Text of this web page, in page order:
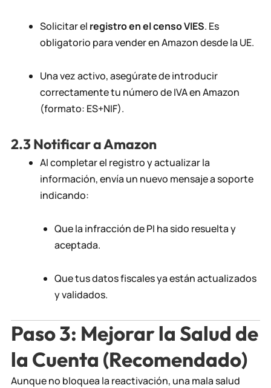
Solicitar el registro en el censo VIES. Es
obligatorio para vender en Amazon desde la UE.
Una vez activo, asegúrate de introducir
correctamente tu número de IVA en Amazon
(formato: ES+NIF).
2.3 Notificar a Amazon
Al completar el registro y actualizar la
información, envía un nuevo mensaje a soporte
indicando:
Que la infracción de PI ha sido resuelta y
aceptada.
Que tus datos fiscales ya están actualizados
y validados.
Paso 3: Mejorar la Salud de
la Cuenta (Recomendado)
Aunque no bloquea la reactivación, una mala salud